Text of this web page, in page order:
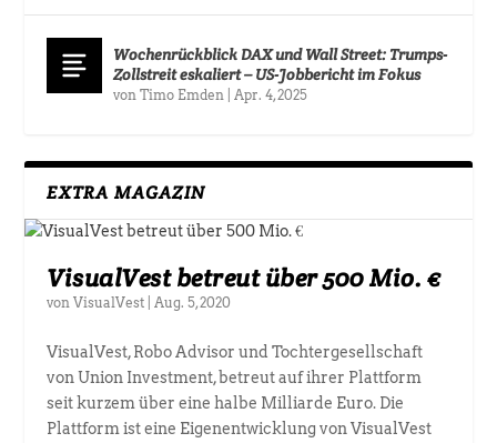
Wochenrückblick DAX und Wall Street: Trumps-
Zollstreit eskaliert – US-Jobbericht im Fokus
vonTimo Emden |Apr. 4, 2025
EXTRA MAGAZIN
VisualVest betreut über 500 Mio. €
vonVisualVest |Aug. 5, 2020
VisualVest, Robo Advisor und Tochtergesellschaft
von Union Investment, betreut auf ihrer Plattform
seit kurzem über eine halbe Milliarde Euro. Die
Plattform ist eine Eigenentwicklung von VisualVest